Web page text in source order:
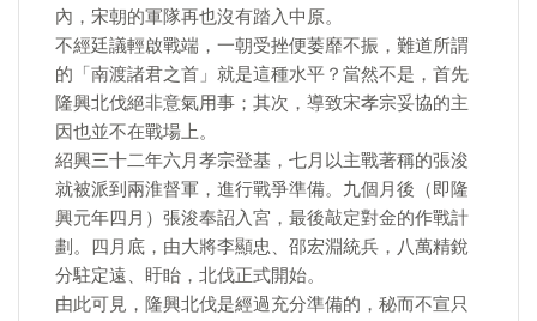
內，宋朝的軍隊再也沒有踏入中原。
不經廷議輕啟戰端，一朝受挫便萎靡不振，難道所謂
的「南渡諸君之首」就是這種水平？當然不是，首先
隆興北伐絕非意氣用事；其次，導致宋孝宗妥協的主
因也並不在戰場上。
紹興三十二年六月孝宗登基，七月以主戰著稱的張浚
就被派到兩淮督軍，進行戰爭準備。九個月後（即隆
興元年四月）張浚奉詔入宮，最後敲定對金的作戰計
劃。四月底，由大將李顯忠、邵宏淵統兵，八萬精銳
分駐定遠、盱眙，北伐正式開始。
由此可見，隆興北伐是經過充分準備的，秘而不宣只